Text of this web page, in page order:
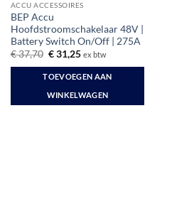
ACCU ACCESSOIRES
BEP Accu
Hoofdstroomschakelaar 48V |
Battery Switch On/Off | 275A
€37,70 Oorspronkelijke
was:
€ 37,70.
€31,25Huidige
is:
€ 31,25.
ex btw
TOEVOEGEN AAN
WINKELWAGEN